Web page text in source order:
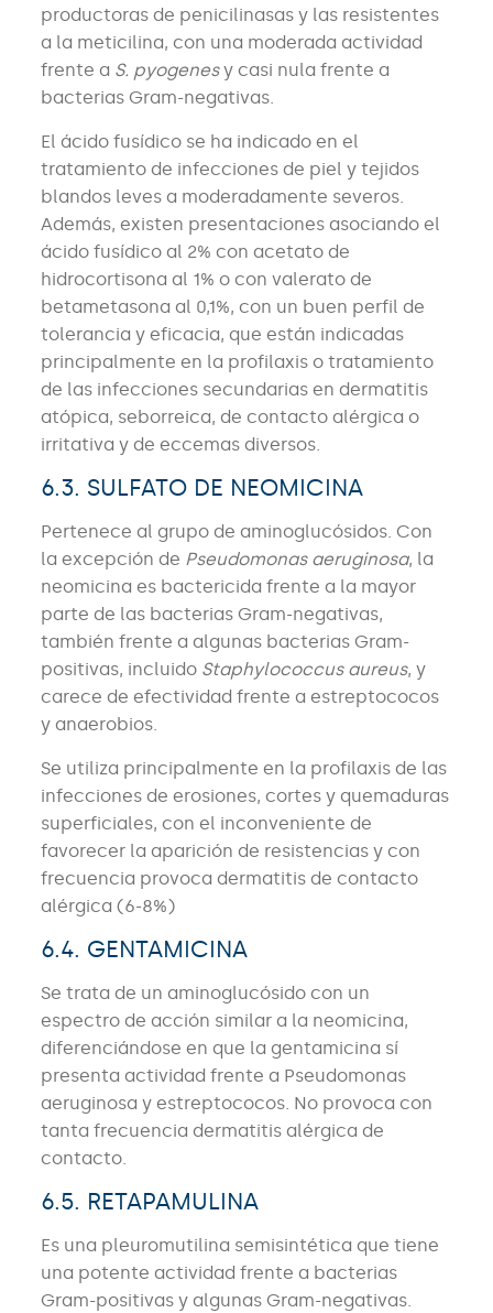
productoras de penicilinasas y las resistentes
a la meticilina, con una moderada actividad
frente a S. pyogenesy casi nula frente a
bacterias Gram-negativas.
El ácido fusídico se ha indicado en el
tratamiento de infecciones de piel y tejidos
blandos leves a moderadamente severos.
Además, existen presentaciones asociando el
ácido fusídico al 2% con acetato de
hidrocortisona al 1% o con valerato de
betametasona al 0,1%, con un buen perfil de
tolerancia y eficacia, que están indicadas
principalmente en la profilaxis o tratamiento
de las infecciones secundarias en dermatitis
atópica, seborreica, de contacto alérgica o
irritativa y de eccemas diversos.
6.3. SULFATO DE NEOMICINA
Pertenece al grupo de aminoglucósidos. Con
la excepción de Pseudomonas aeruginosa, la
neomicina es bactericida frente a la mayor
parte de las bacterias Gram-negativas,
también frente a algunas bacterias Gram-
positivas, incluido Staphylococcus aureus, y
carece de efectividad frente a estreptococos
y anaerobios.
Se utiliza principalmente en la profilaxis de las
infecciones de erosiones, cortes y quemaduras
superficiales, con el inconveniente de
favorecer la aparición de resistencias y con
frecuencia provoca dermatitis de contacto
alérgica (6-8%)
6.4. GENTAMICINA
Se trata de un aminoglucósido con un
espectro de acción similar a la neomicina,
diferenciándose en que la gentamicina sí
presenta actividad frente a Pseudomonas
aeruginosa y estreptococos. No provoca con
tanta frecuencia dermatitis alérgica de
contacto.
6.5. RETAPAMULINA
Es una pleuromutilina semisintética que tiene
una potente actividad frente a bacterias
Gram-positivas y algunas Gram-negativas.